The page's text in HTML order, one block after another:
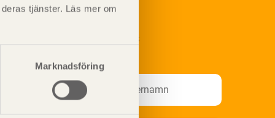
tjänster. Läs mer om
Marknadsföring
på Svenskt Träs